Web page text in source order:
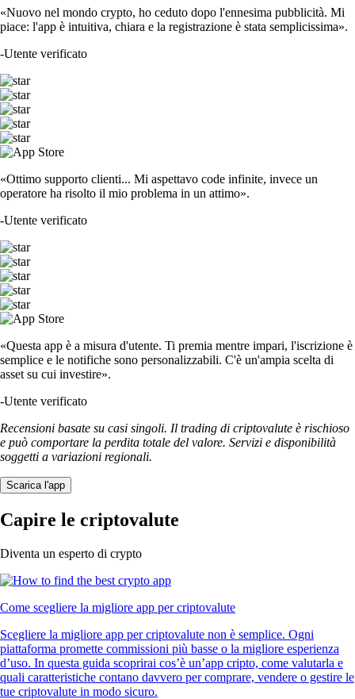
«Nuovo nel mondo crypto, ho ceduto dopo l'ennesima pubblicità. Mi
piace: l'app è intuitiva, chiara e la registrazione è stata semplicissima».
-Utente verificato
«Ottimo supporto clienti... Mi aspettavo code infinite, invece un
operatore ha risolto il mio problema in un attimo».
-Utente verificato
«Questa app è a misura d'utente. Ti premia mentre impari, l'iscrizione è
semplice e le notifiche sono personalizzabili. C'è un'ampia scelta di
asset su cui investire».
-Utente verificato
Recensioni basate su casi singoli. Il trading di criptovalute è rischioso
e può comportare la perdita totale del valore. Servizi e disponibilità
soggetti a variazioni regionali.
Scarica l'app
Capire le criptovalute
Diventa un esperto di crypto
Come scegliere la migliore app per criptovalute
Scegliere la migliore app per criptovalute non è semplice. Ogni
piattaforma promette commissioni più basse o la migliore esperienza
d’uso. In questa guida scoprirai cos’è un’app cripto, come valutarla e
quali caratteristiche contano davvero per comprare, vendere o gestire le
tue criptovalute in modo sicuro.